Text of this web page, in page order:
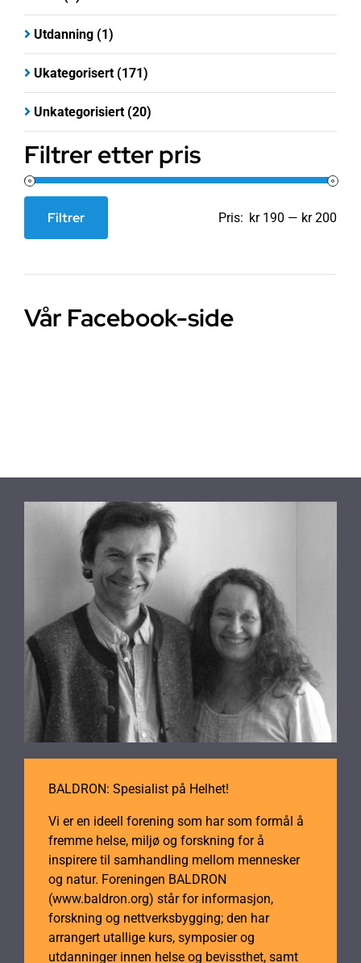
Utdanning (1)
Ukategorisert (171)
Unkategorisiert (20)
Filtrer etter pris
Makspris
Filtrer Pris: kr 190 — kr 200
Vår Facebook-side
BALDRON: Spesialist på Helhet!
Vi er en ideell forening som har som formål å
fremme helse, miljø og forskning for å
inspirere til samhandling mellom mennesker
og natur. Foreningen BALDRON
(www.baldron.org) står for informasjon,
forskning og nettverksbygging; den har
arrangert utallige kurs, symposier og
utdanninger innen helse og bevissthet, samt